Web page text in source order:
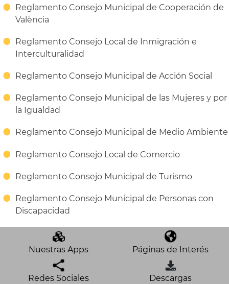
Reglamento Consejo Municipal de Cooperación de
València
Reglamento Consejo Local de Inmigración e
Interculturalidad
Reglamento Consejo Municipal de Acción Social
Reglamento Consejo Municipal de las Mujeres y por
la Igualdad
Reglamento Consejo Municipal de Medio Ambiente
Reglamento Consejo Local de Comercio
Reglamento Consejo Municipal de Turismo
Reglamento Consejo Municipal de Personas con
Discapacidad
Nuestras Apps Páginas de Interés
Redes Sociales Descargas